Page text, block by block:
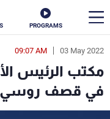
PROGRAMS
03 May 2022
09:07 AM
في قصف روسي
en
الأخبار
سياسة